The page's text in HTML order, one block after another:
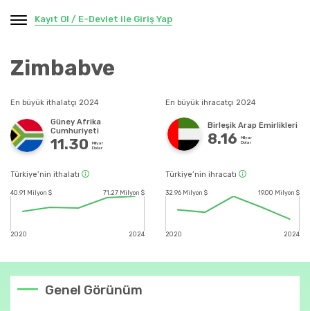
Kayıt Ol / E-Devlet ile Giriş Yap
Zimbabve
En büyük ithalatçı 2024
Güney Afrika
Cumhuriyeti
11.30
Milyar
Dolar
En büyük ihracatçı 2024
Birleşik Arap Emirlikleri
8.16
Milyar
Dolar
Türkiye’nin ithalatı
40.91 Milyon $
2020
71.27 Milyon $
2024
Türkiye’nin ihracatı
32.96 Milyon $
2020
19.00 Milyon $
2024
Genel Görünüm